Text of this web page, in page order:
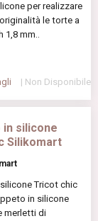
per realizzare
le torte a
1,8 mm..
| Non Disponibile
in silicone
Silikomart
Tricot chic
in silicone
merletti di